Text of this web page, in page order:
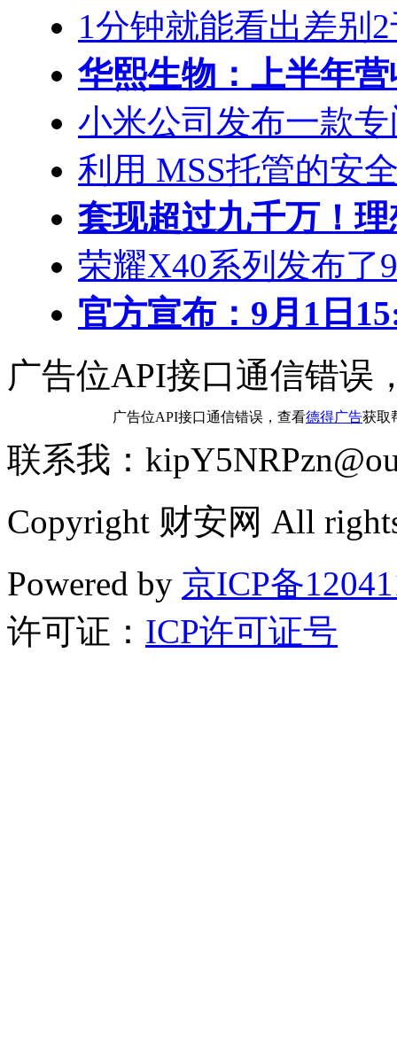
1分钟就能看出差别2
华熙生物：上半年营
小米公司发布一款专
利用 MSS托管的安
套现超过九千万！
荣耀X40系列发布了
官方宣布：9月1日
广告位API接口通信错误
广告位API接口通信错误，查看德得广告获取
联系我：
Copyright 财安网 All
Powered by 京ICP备
许可证： ICP许可证号